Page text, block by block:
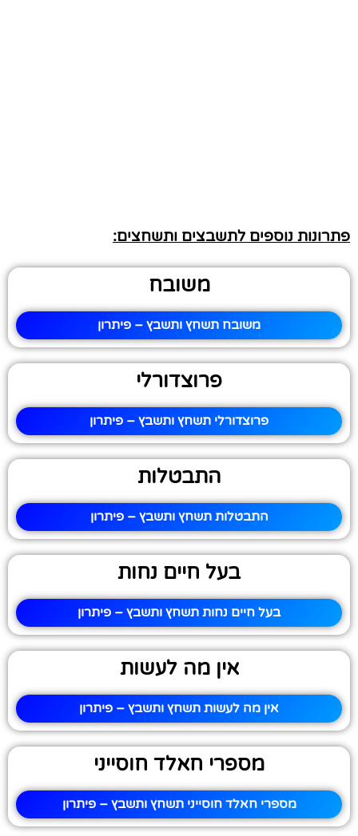
פתרונות נוספים לתשבצים ותשחצים:
משובח
משובח תשחץ ותשבץ – פיתרון
פרוצדורלי
פרוצדורלי תשחץ ותשבץ – פיתרון
התבטלות
התבטלות תשחץ ותשבץ – פיתרון
בעל חיים נחות
בעל חיים נחות תשחץ ותשבץ – פיתרון
אין מה לעשות
אין מה לעשות תשחץ ותשבץ – פיתרון
מספרי חאלד חוסייני
מספרי חאלד חוסייני תשחץ ותשבץ – פיתרון